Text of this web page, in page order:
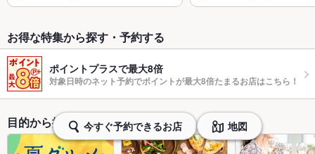
お得な特集から探す・予約する
ポイントプラスで最大8倍
対象日時のネット予約でポイントが最大8倍たまるお店はこちら！
目的から探す・予約する今すぐ予約できるお店 地図